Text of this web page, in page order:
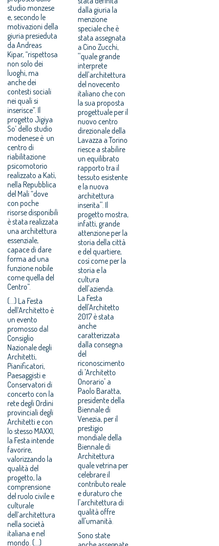
studio monzese
e, secondo le
motivazioni della
giuria presieduta
da Andreas
Kipar, “rispettosa
non solo dei
luoghi, ma
anche dei
contesti sociali
nei quali si
inserisce”. Il
progetto Jigiya
So’ dello studio
modenese è un
centro di
riabilitazione
psicomotorio
realizzato a Katì,
nella Repubblica
del Mali “dove
con poche
risorse disponibili
è stata realizzata
una architettura
essenziale,
capace di dare
forma ad una
funzione nobile
come quella del
Centro”.
(...) La Festa
dell’Architetto è
un evento
promosso dal
Consiglio
Nazionale degli
Architetti,
Pianificatori,
Paesaggisti e
Conservatori di
concerto con la
rete degli Ordini
provinciali degli
Architetti e con
lo stesso MAXXI,
la Festa intende
favorire,
valorizzando la
qualità del
progetto, la
comprensione
del ruolo civile e
culturale
dell’architettura
nella società
italiana e nel
mondo. (...)
dalla giuria la
menzione
speciale che è
stata assegnata
a Cino Zucchi,
''quale grande
interprete
dell'architettura
del novecento
italiano che con
la sua proposta
progettuale per il
nuovo centro
direzionale della
Lavazza a Torino
riesce a stabilire
un equilibrato
rapporto tra il
tessuto esistente
e la nuova
architettura
inserita''. Il
progetto mostra,
infatti, grande
attenzione per la
storia della città
e del quartiere,
così come per la
storia e la
cultura
dell'azienda.
La Festa
dell'Architetto
2017 è stata
anche
caratterizzata
dalla consegna
del
riconoscimento
di 'Architetto
Onorario' a
Paolo Baratta,
presidente della
Biennale di
Venezia, per il
prestigio
mondiale della
Biennale di
Architettura
quale vetrina per
celebrare il
contributo reale
e duraturo che
l'architettura di
qualità offre
all'umanità.
Sono state